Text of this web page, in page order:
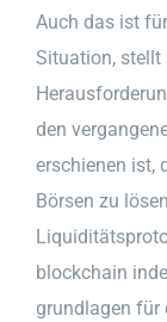
Auch das ist
Situation, stellt
den
erschienen ist,
Börsen zu
blockchain
grundlagen für